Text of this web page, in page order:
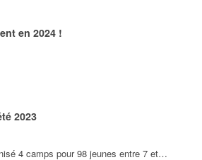
en 2024 !
2023
4 camps pour 98 jeunes entre 7 et…